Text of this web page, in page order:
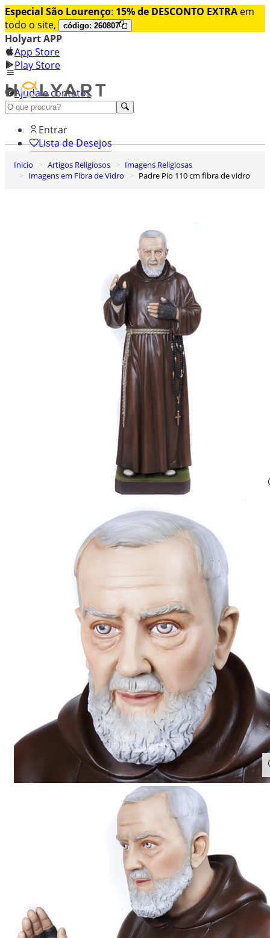
Especial São Lourenço: 15% de DESCONTO EXTRA em
todo o site,
código: 260807
Holyart APP
App Store
Play Store
Ajuda e contatos
Conheça premium
Entrar
Lista de Desejos
0
Carrinho de Compras
Inicio Artigos Religiosos
Imagens Religiosas
Imagens em Fibra de Vidro
Padre Pio 110 cm fibra de vidro